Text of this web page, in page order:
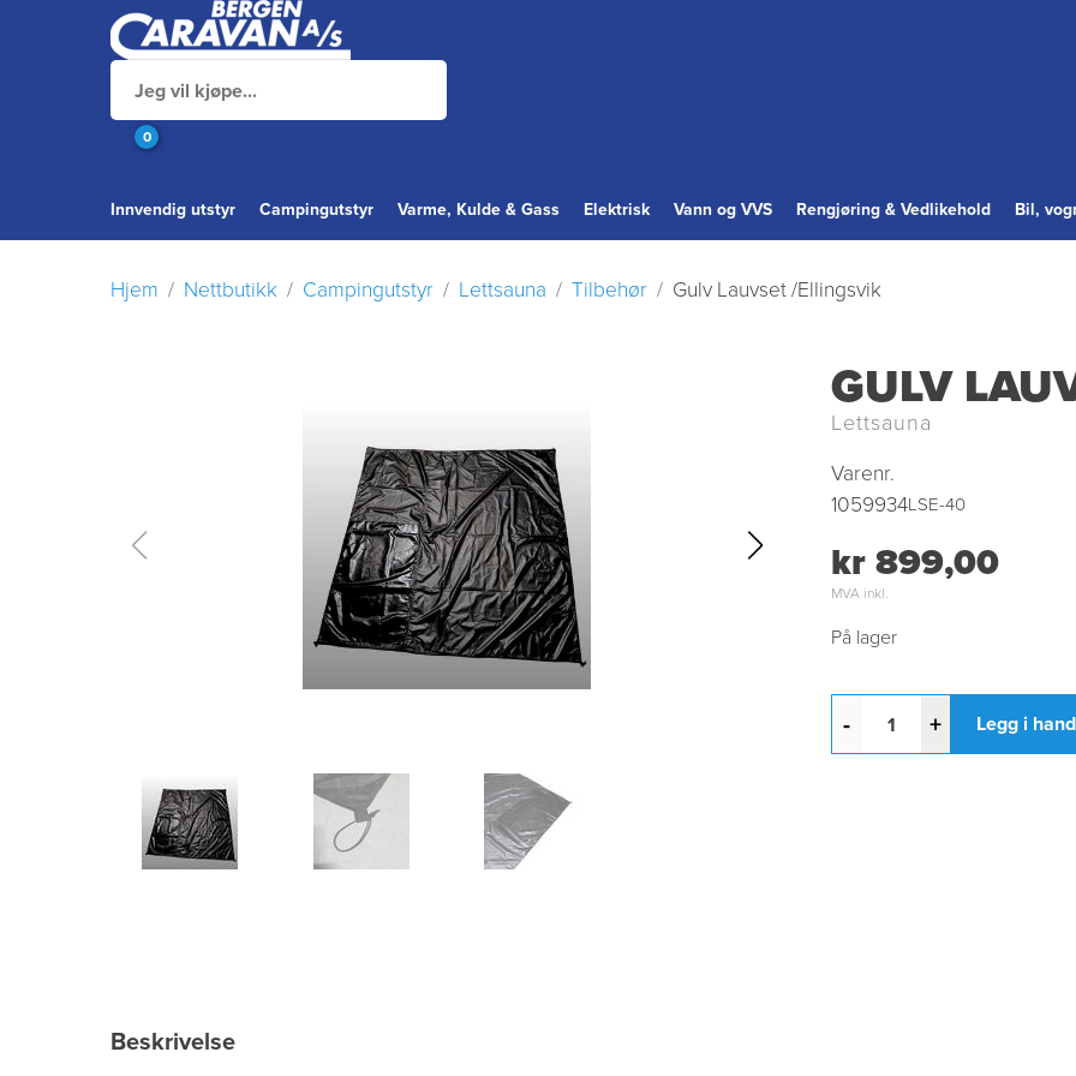
0
Innvendig utstyr Campingutstyr Varme, Kulde & Gass Elektrisk Vann og VVS Rengjøring & Vedlikehold Bil,
Hjem Nettbutikk Campingutstyr Lettsauna Tilbehør Gulv Lauvset /Ellingsvik
GULV
Lettsauna
Varenr.
1059934LSE-40
kr 899,00
MVA inkl.
På lager
- + Legg i
Beskrivelse